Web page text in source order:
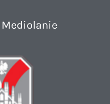
Mediolanie